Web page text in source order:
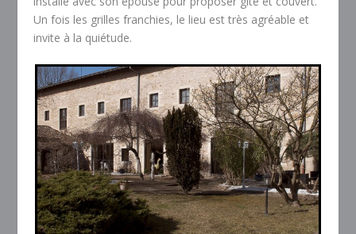
Un fois les grilles franchies, le lieu est très agréable et
invite à la quiétude.